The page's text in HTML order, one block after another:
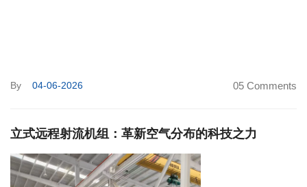
By 04-06-2026 05 Comments
立式远程射流机组：革新空气分布的科技之力